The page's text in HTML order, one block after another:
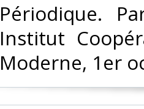
‎Périodique.
Institut
Moderne, 1er